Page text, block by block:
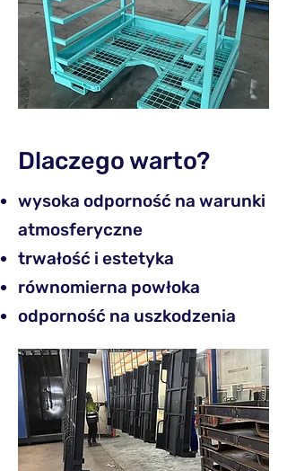
Dlaczego warto?
wysoka odporność na warunki
atmosferyczne
trwałość i estetyka
równomierna powłoka
odporność na uszkodzenia